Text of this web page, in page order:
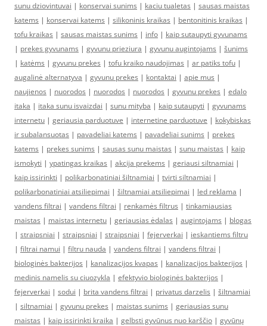
sunu dziovintuvai | konservai sunims | kaciu tualetas | sausas maistas
katems | konservai katems | silikoninis kraikas | bentonitinis kraikas |
tofu kraikas | sausas maistas sunims | info | kaip sutaupyti gyvunams
| prekes gyvunams | gyvunu prieziura | gyvunu augintojams | šunims
| katėms | gyvunu prekes | tofu kraiko naudojimas | ar patiks tofu |
augalinė alternatyva | gyvunu prekes | kontaktai | apie mus |
naujienos | nuorodos | nuorodos | nuorodos | gyvunu prekes | edalo
itaka | itaka sunu isvaizdai | sunu mityba | kaip sutaupyti | gyvunams
internetu | geriausia parduotuve | internetine parduotuve | kokybiskas
ir subalansuotas | pavadeliai katems | pavadeliai sunims | prekes
katems | prekes sunims | sausas sunu maistas | sunu maistas | kaip
ismokyti | ypatingas kraikas | akcija prekems | geriausi siltnamiai |
kaip issirinkti | polikarbonatiniai šiltnamiai | tvirti siltnamiai |
polikarbonatiniai atsiliepimai | šiltnamiai atsiliepimai | led reklama |
vandens filtrai | vandens filtrai | renkamės filtrus | tinkamiausias
maistas | maistas internetu | geriausias ėdalas | augintojams | blogas
| straipsniai | straipsniai | straipsniai | fejerverkai | ieskantiems filtru
| filtrai namui | filtru nauda | vandens filtrai | vandens filtrai |
biologinės bakterijos | kanalizacijos kvapas | kanalizacijos bakterijos |
medinis namelis su ciuozykla | efektyvio biologinės bakterijos |
fejerverkai | sodui | brita vandens filtrai | privatus darzelis | šiltnamiai
| siltnamiai | gyvunu prekes | maistas sunims | geriausias sunu
maistas | kaip issirinkti kraika | gelbsti gyvūnus nuo karščio | gyvūnų